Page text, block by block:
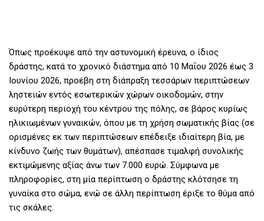
Όπως προέκυψε από την αστυνομική έρευνα, ο ίδιος
δράστης, κατά το χρονικό διάστημα από 10 Μαΐου 2026 έως 3
Ιουνίου 2026, προέβη στη διάπραξη τεσσάρων περιπτώσεων
ληστειών εντός εσωτερικών χώρων οικοδομών, στην
ευρύτερη περιοχή του κέντρου της πόλης, σε βάρος κυρίως
ηλικιωμένων γυναικών, όπου με τη χρήση σωματικής βίας (σε
ορισμένες εκ των περιπτώσεων επέδειξε ιδιαίτερη βία, με
κίνδυνο ζωής των θυμάτων), απέσπασε τιμαλφή συνολικής
εκτιμώμενης αξίας άνω των 7.000 ευρώ. Σύμφωνα με
πληροφορίες, στη μία περίπτωση ο δράστης κλότσησε τη
γυναίκα στο σώμα, ενώ σε άλλη περίπτωση έριξε το θύμα από
τις σκάλες.